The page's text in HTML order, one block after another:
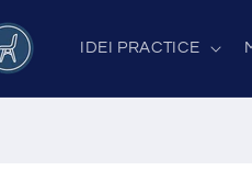
IDEI PRACTICE